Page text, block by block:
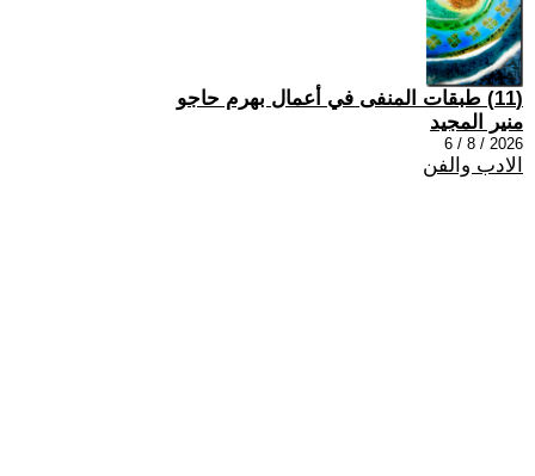
(11) طبقات المنفى في أعمال بهرم حاجو
منير المجيد
2026 / 8 / 6
الادب والفن